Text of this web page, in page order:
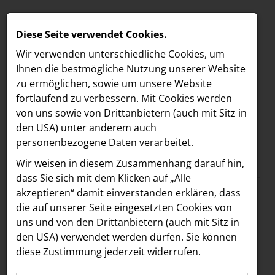
MELDUNGEN
LOEBELL NORDBERG
INNER
aehre
Astoria Artshow
B/S/H Hausgeräte
Meldungen / The Hoxton
Text Bilder
10.07.2024
Bouvier X X.O Grill:
Eigens kreierter X.O
Diese Seite verwendet Cookies.
Wir verwenden unterschiedliche Cookies, um
Ihnen die best­mögliche Nutzung unserer Website
zu ermöglichen, sowie um unsere Website
fortlaufend zu verbessern. Mit Cookies werden
von uns sowie von Drittanbietern (auch mit Sitz in
den USA) unter anderem auch
personenbezogene Daten verarbeitet.
Wir weisen in diesem Zusammenhang darauf hin,
dass Sie sich mit dem Klicken auf „Alle
akzeptieren“ damit ein­ver­standen erklären, dass
die auf unserer Seite eingesetzten Cookies von
uns und von den Drittanbietern (auch mit Sitz in
den USA) verwendet werden dürfen. Sie können
diese Zustimmung jederzeit widerrufen.